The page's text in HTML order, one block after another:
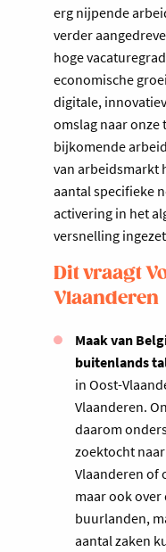
erg nijpende
verder
hoge
economische
digitale,
omslag naar
bijkomende
van arbeidsmarkt
aantal specifieke
activering in het
versnelling
Dit vraagt
Vlaanderen
Maak van
buitenlands
in Oost-
Vlaanderen.
daarom
zoektocht
Vlaanderen of
maar ook over
buurlanden,
aantal zaken